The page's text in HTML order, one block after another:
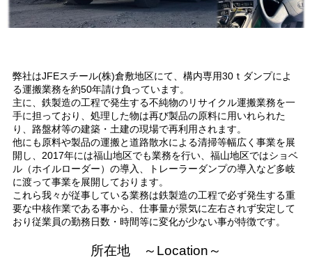
弊社はJFEスチール(株)倉敷地区にて、構内専用30ｔダンプによ
る運搬業務を約50年請け負っています。
主に、鉄製造の工程で発生する不純物のリサイクル運搬業務を一
手に担っており、処理した物は再び製品の原料に用いれられた
り、路盤材等の建築・土建の現場で再利用されます。
他にも原料や製品の運搬と道路散水による清掃等幅広く事業を展
開し、2017年には福山地区でも業務を行い、福山地区ではショベ
ル（ホイルローダー）の導入、トレーラーダンプの導入など多岐
に渡って事業を展開しております。
これら我々が従事している業務は鉄製造の工程で必ず発生する重
要な中核作業である事から、仕事量が景気に左右されず安定して
おり従業員の勤務日数・時間等に変化が少ない事が特徴です。
所在地 ～Location～